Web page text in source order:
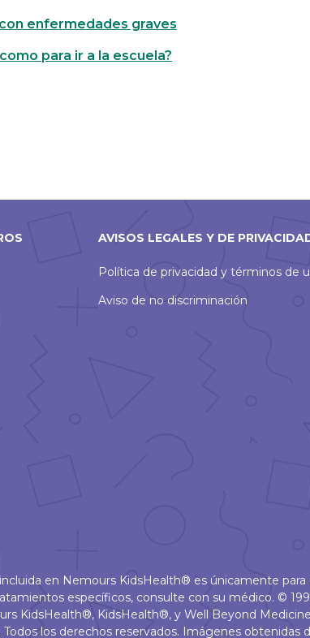
enfermedades graves
para ir a la escuela?
AVISOS LEGALES Y DE
Política de privacidad y términos de
Aviso de no discriminación
en Nemours KidsHealth® es únicamente
específicos, consulte con su médico. ©
KidsHealth®, KidsHealth®, y Well Beyond
los derechos reservados. Imágenes